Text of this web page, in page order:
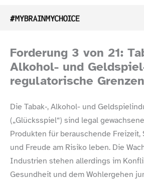
Inhalt
Forderung 3 von 21:
Alkohol- und
regulatorische
Die Tabak‑, Alkohol- und
(„Glücksspiel“) sind legal
Produkten für berauschende Freizeit,
und Freude am Risiko leben. Die
Industrien stehen allerdings im
Gesundheit und dem Wohlergehen